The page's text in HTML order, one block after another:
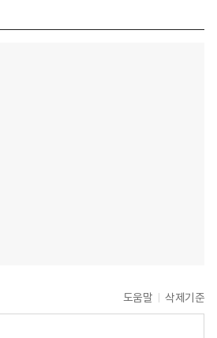
도움말 삭제기준